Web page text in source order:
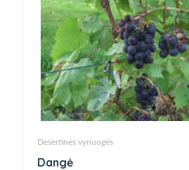
Desertinės vynuogės
Dangė